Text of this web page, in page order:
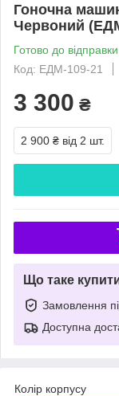
Гоночна
Червоний
Готово до
Код: ЕДМ-109-21
3 300 ₴
2 900 ₴ від 2 шт.
Що таке
Замовлення
Доступна
Колір корпусу